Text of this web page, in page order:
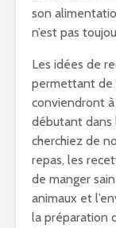
son
n’est pas
Les idées de
permettant de
conviendront
débutant dans
cherchiez de
repas, les
de manger
animaux et
la préparation